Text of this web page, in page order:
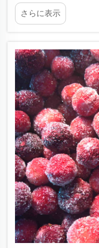
細心の注意と適切な
す。商業的な卸売業
ても...
さらに表示